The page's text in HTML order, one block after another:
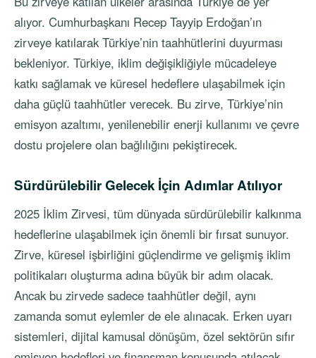
alıyor. Cumhurbaşkanı Recep Tayyip Erdoğan’ın
zirveye katılarak Türkiye’nin taahhütlerini duyurması
bekleniyor. Türkiye, iklim değişikliğiyle mücadeleye
katkı sağlamak ve küresel hedeflere ulaşabilmek için
daha güçlü taahhütler verecek. Bu zirve, Türkiye’nin
emisyon azaltımı, yenilenebilir enerji kullanımı ve çevre
dostu projelere olan bağlılığını pekiştirecek.
Sürdürülebilir Gelecek İçin Adımlar Atılıyor
2025 İklim Zirvesi, tüm dünyada sürdürülebilir kalkınma
hedeflerine ulaşabilmek için önemli bir fırsat sunuyor.
Zirve, küresel işbirliğini güçlendirme ve gelişmiş iklim
politikaları oluşturma adına büyük bir adım olacak.
Ancak bu zirvede sadece taahhütler değil, aynı
zamanda somut eylemler de ele alınacak. Erken uyarı
sistemleri, dijital kamusal dönüşüm, özel sektörün sıfır